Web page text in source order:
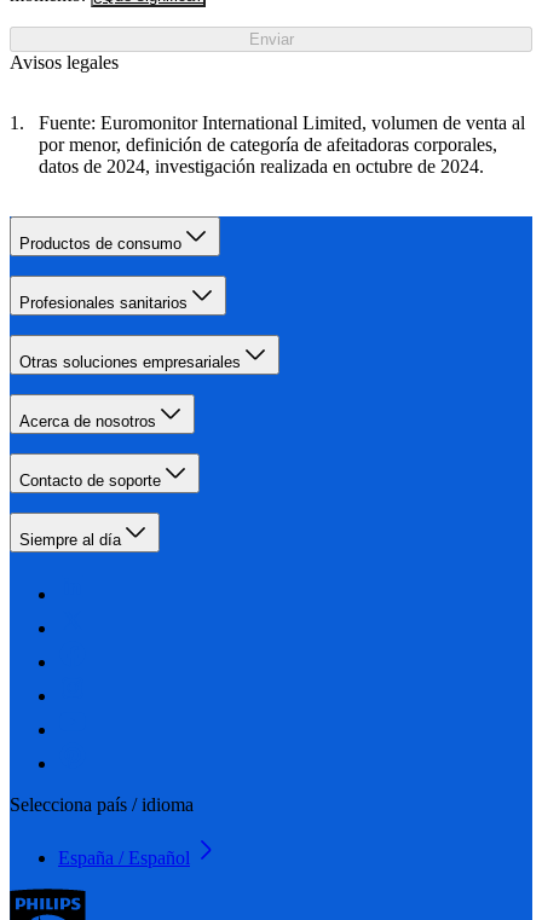
Enviar
Avisos legales
Fuente: Euromonitor International Limited, volumen de venta al
por menor, definición de categoría de afeitadoras corporales,
datos de 2024, investigación realizada en octubre de 2024.
Productos de consumo
Profesionales sanitarios
Otras soluciones empresariales
Acerca de nosotros
Contacto de soporte
Siempre al día
Selecciona país / idioma
España / Español